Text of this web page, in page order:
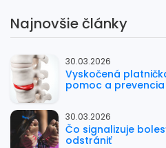
Najnovšie články
30.03.2026
Vyskočená
pomoc a prevencia
30.03.2026
Čo signalizuje
odstrániť